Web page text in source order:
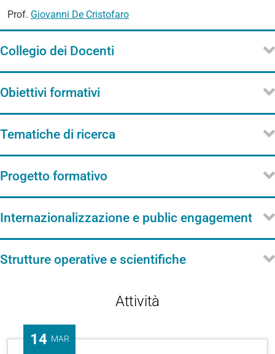
Prof. Giovanni De Cristofaro
Collegio dei Docenti
Obiettivi formativi
Tematiche di ricerca
Progetto formativo
Internazionalizzazione e public engagement
Strutture operative e scientifiche
Attività
14 MAR